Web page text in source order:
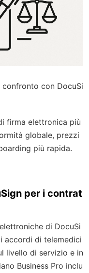
con DocuSi
firma elettronica più
globale, prezzi
più rapida.
per i contrat
di DocuSi
accordi di telemedici
livello di servizio e in
Business Pro inclu